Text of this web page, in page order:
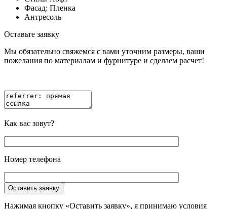
Фасад: Пленка
Антресоль
Оставьте заявку
Мы обязательно свяжемся с вами уточним размеры, ваши
пожелания по материалам и фурнитуре и сделаем расчет!
Как вас зовут?
Номер телефона
Оставить заявку
Нажимая кнопку «Оставить заявку», я принимаю условия